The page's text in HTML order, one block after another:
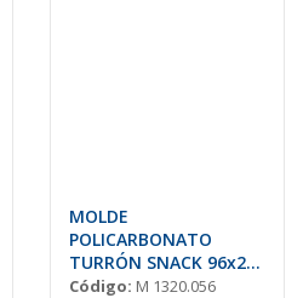
MOLDE
POLICARBONATO
TURRÓN SNACK 96x22
H=15,5mm 10und.34gr
Código: M 1320.056